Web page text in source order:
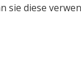
sie diese